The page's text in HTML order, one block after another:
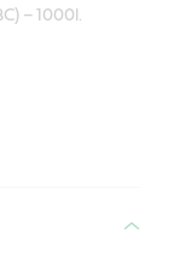
– 1000l.